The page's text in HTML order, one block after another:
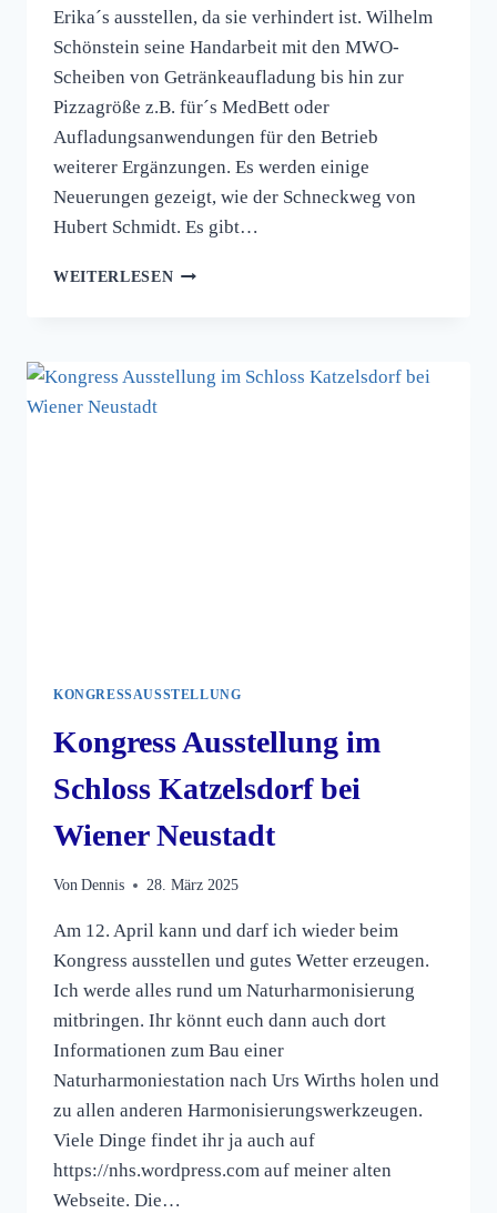
Erika´s ausstellen, da sie verhindert ist. Wilhelm
Schönstein seine Handarbeit mit den MWO-
Scheiben von Getränkeaufladung bis hin zur
Pizzagröße z.B. für´s MedBett oder
Aufladungsanwendungen für den Betrieb
weiterer Ergänzungen. Es werden einige
Neuerungen gezeigt, wie der Schneckweg von
Hubert Schmidt. Es gibt…
WEITERLESENGESUNDHEITSMESSE
AM
KONGRESSAUSSTELLUNG
Kongress Ausstellung im
Schloss Katzelsdorf bei
Wiener Neustadt
Von Dennis 28. März 2025
Am 12. April kann und darf ich wieder beim
Kongress ausstellen und gutes Wetter erzeugen.
Ich werde alles rund um Naturharmonisierung
mitbringen. Ihr könnt euch dann auch dort
Informationen zum Bau einer
Naturharmoniestation nach Urs Wirths holen und
zu allen anderen Harmonisierungswerkzeugen.
Viele Dinge findet ihr ja auch auf
https://nhs.wordpress.com auf meiner alten
Webseite. Die…